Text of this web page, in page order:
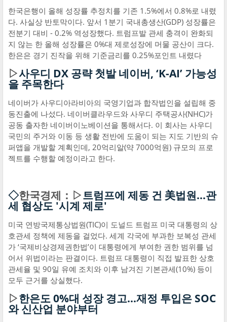
한국은행이 올해 성장률 추정치를 기존 1.5%에서 0.8%로 내렸
다. 사실상 반토막이다. 앞서 1분기 국내총생산(GDP) 성장률은
전분기 대비 - 0.2% 역성장했다. 트럼프발 관세 충격이 완화되
지 않는 한 올해 성장률은 0%대 제로성장에 머물 공산이 크다.
한은은 경기 진작을 위해 기준금리를 0.25%포인트 내렸다
▷사우디 DX 공략 첫발 네이버, ‘K-AI’ 가능성
을 주목한다
네이버가 사우디아라비아의 국영기업과 합작법인을 설립해 중
동진출에 나섰다. 네이버클라우드와 사우디 주택공사(NHC)가
공동 출자한 네이버이노베이션을 통해서다. 이 회사는 사우디
국민의 주거와 이동 등 생활 전반에 도움이 되는 지도 기반의 슈
퍼앱을 개발할 계획인데, 20억리알(약 7000억원) 규모의 프로
젝트를 수행할 예정이라고 한다.
◇한국경제：▷트럼프에 제동 건 美법원…관
세 협상도 '시계 제로'
미국 연방국제통상법원(TIC)이 도널드 트럼프 미국 대통령의 상
호관세 정책에 제동을 걸었다. 세계 각국에 부과한 보복성 관세
가 ‘국제비상경제권한법’이 대통령에게 부여한 권한 범위를 넘
어서 위법이라는 판결이다. 트럼프 대통령이 직접 발표한 상호
관세율 및 90일 유예 조치와 이후 남겨진 기본관세(10%) 등이
모두 근거를 상실했다.
▷한은도 0%대 성장 경고…재정 투입은 SOC
와 신산업 분야부터